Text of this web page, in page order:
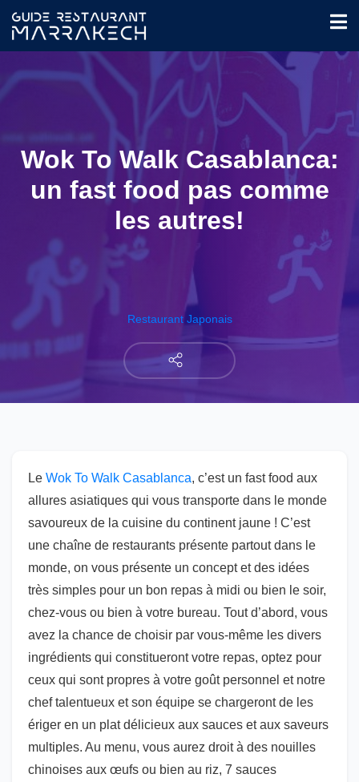
Wok To Walk Casablanca:
un fast food pas comme
les autres!
Restaurant Japonais
Le Wok To Walk Casablanca, c’est un fast food aux
allures asiatiques qui vous transporte dans le monde
savoureux de la cuisine du continent jaune ! C’est
une chaîne de restaurants présente partout dans le
monde, on vous présente un concept et des idées
très simples pour un bon repas à midi ou bien le soir,
chez-vous ou bien à votre bureau. Tout d’abord, vous
avez la chance de choisir par vous-même les divers
ingrédients qui constitueront votre repas, optez pour
ceux qui sont propres à votre goût personnel et notre
chef talentueux et son équipe se chargeront de les
ériger en un plat délicieux aux sauces et aux saveurs
multiples. Au menu, vous aurez droit à des nouilles
chinoises aux œufs ou bien au riz, 7 sauces